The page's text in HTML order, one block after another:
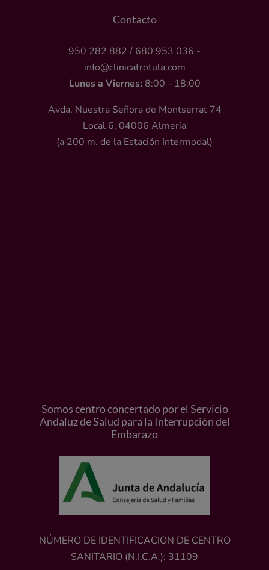
Contacto
950 282 882 / 680 953 036 -
info@clinicatrotula.com
Lunes a Viernes: 8:00 - 18:00
Avda. Nuestra Señora de Montserrat 74
Local 6, 04006 Almería
(a 200 m. de la Estación Intermodal)
Somos centro concertado por el Servicio
Andaluz de Salud para la Interrupción del
Embarazo
NÚMERO DE IDENTIFICACION DE CENTRO
SANITARIO (N.I.C.A.): 31109